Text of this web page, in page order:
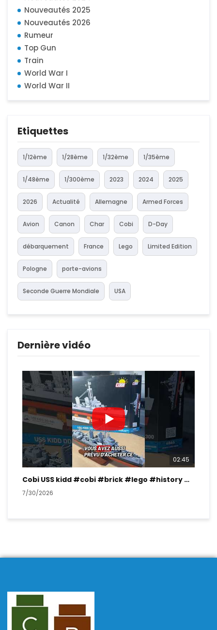
Nouveautés 2025
Nouveautés 2026
Rumeur
Top Gun
Train
World War I
World War II
Etiquettes
1/12ème 1/28ème 1/32ème 1/35ème
1/48ème 1/300ème 2023 2024 2025
2026 Actualité Allemagne Armed Forces
Avion Canon Char Cobi D-Day
débarquement France Lego Limited Edition
Pologne porte-avions
Seconde Guerre Mondiale USA
Dernière vidéo
02:45
Cobi USS kidd #cobi #brick #lego #history #ww2
7/30/2026